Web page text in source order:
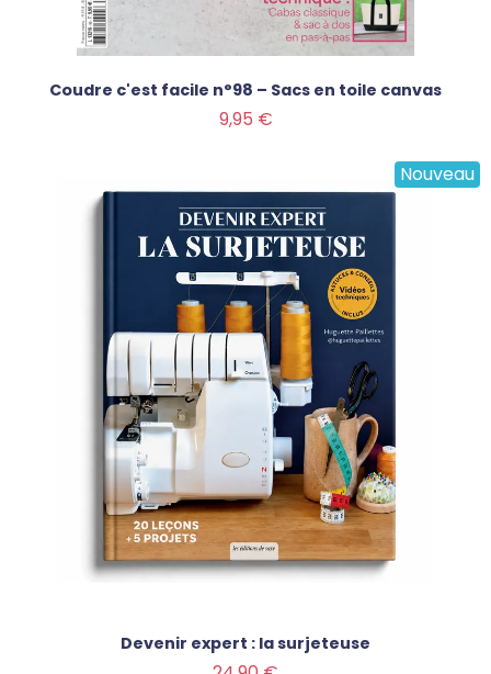
Coudre c'est facile n°98 – Sacs en toile canvas
9,95 €
Nouveau
Devenir expert : la surjeteuse